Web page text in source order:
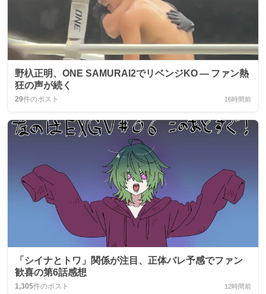
野杁正明、ONE SAMURAI2でリベンジKO — ファン熱
狂の声が続く
29件のポスト 16時間前
「シイナとトワ」関係が注目、正体バレ予感でファン
歓喜の第6話感想
1,305件のポスト 12時間前